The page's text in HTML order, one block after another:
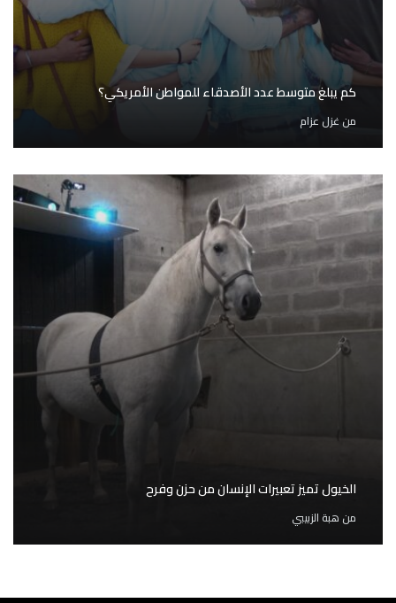
كم يبلغ متوسط عدد الأصدقاء للمواطن الأمريكي؟
منغزل عزام
الخيول تميز تعبيرات الإنسان من حزن وفرح
من هبة الزبيبي